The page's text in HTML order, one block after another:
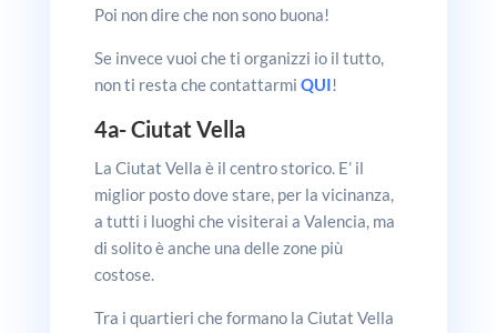
Poi non dire che non sono buona!
Se invece vuoi che ti organizzi io il tutto,
non ti resta che contattarmi QUI!
4a-Ciutat Vella
La Ciutat Vella è il centro storico. E’ il
miglior posto dove stare, per la vicinanza,
a tutti i luoghi che visiterai a Valencia, ma
di solito è anche una delle zone più
costose.
Tra i quartieri che formano la Ciutat Vella